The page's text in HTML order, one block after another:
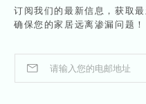
订阅我们的最新信息，获取
确保您的家居远离渗漏问题！
a
a